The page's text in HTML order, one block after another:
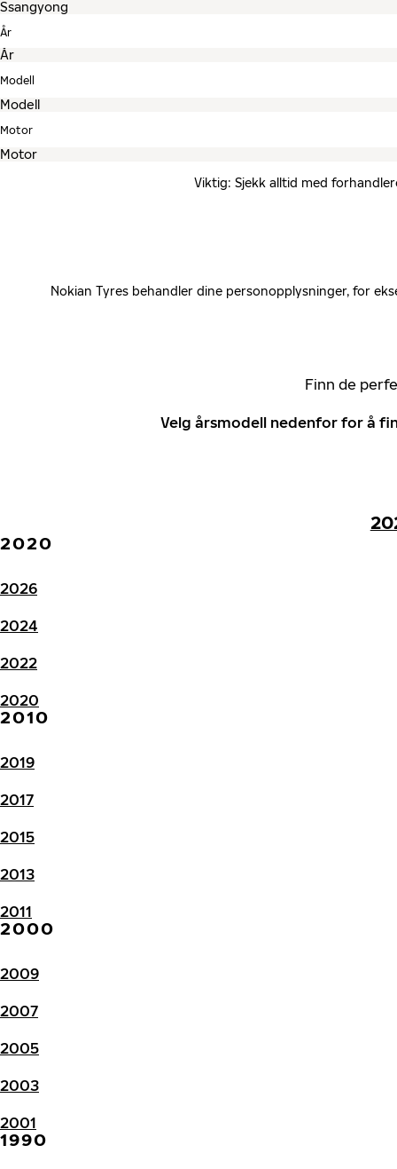
År
Modell
Motor
Viktig: Sjekk alltid med
Nokian Tyres behandler dine personopplysninger, for
Finn de
Velg årsmodell nedenfor for å
2020
2026
2024
2022
2020
2010
2019
2017
2015
2013
2011
2000
2009
2007
2005
2003
2001
1990